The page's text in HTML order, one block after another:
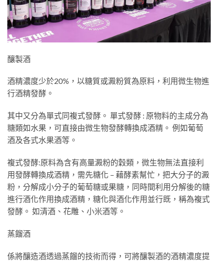
釀製酒
酒精濃度少於20%，以糖質或澱粉質為原料，利用微生物進
行酒精發酵。
其中又分為單式同複式發酵。 單式發酵 : 原物料的主成分為
糖類如水果，可直接由微生物發酵轉換成酒精。 例如葡萄
酒及各式水果酒等。
複式發酵:原料為含有高量澱粉的穀類，微生物無法直接利
用發酵轉換成酒精，需先糖化 – 藉酵素幫忙，把大分子的澱
粉，分解成小分子的葡萄糖或果糖，同時間利用分解後的糖
進行酒化作用換成酒精，糖化與酒化作用並行既，稱為複式
發酵。 如清酒、花雕、小米酒等。
蒸餾酒
係將釀造酒透過蒸餾的技術而得，可將釀製酒的酒精濃度提